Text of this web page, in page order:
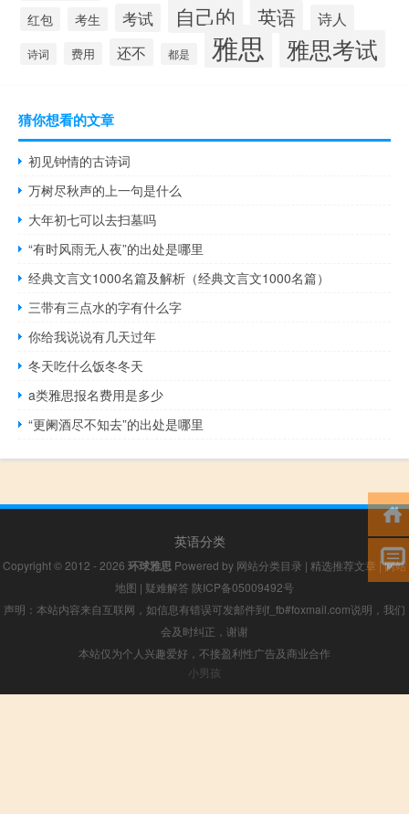
红包 考生 考试 自己的 英语 诗人
诗词 费用 还不 都是 雅思 雅思考试
猜你想看的文章
初见钟情的古诗词
万树尽秋声的上一句是什么
大年初七可以去扫墓吗
“有时风雨无人夜”的出处是哪里
经典文言文1000名篇及解析（经典文言文1000名篇）
三带有三点水的字有什么字
你给我说说有几天过年
冬天吃什么饭冬冬天
a类雅思报名费用是多少
“更阑酒尽不知去”的出处是哪里
英语分类
Copyright © 2012 - 2026 环球雅思 Powered by 网站分类目录 | 精选推荐文章 |网站
地图 | 疑难解答 陕ICP备05009492号
声明：本站内容来自互联网，如信息有错误可发邮件到f_fb#foxmail.com说明，我们
会及时纠正，谢谢
本站仅为个人兴趣爱好，不接盈利性广告及商业合作
小男孩